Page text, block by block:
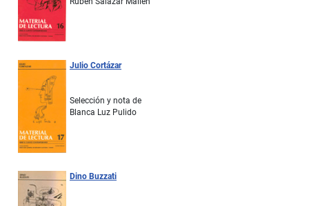
Julio Cortázar
Selección y nota de
Blanca Luz Pulido
Dino Buzzati